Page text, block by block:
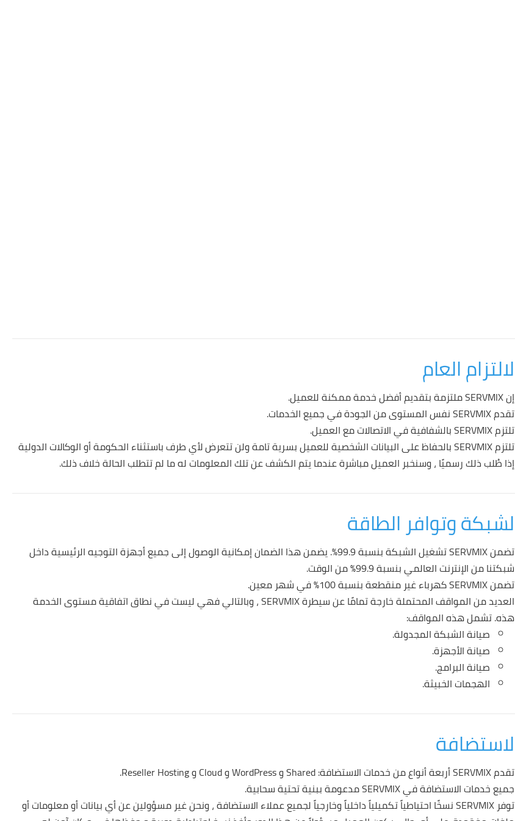
إن SERVMIX ملتزمة بتقديم أفضل خدمة ممكنة للعميل.
تقدم SERVMIX نفس المستوى من الجودة في جميع الخدمات.
تلتزم SERVMIX بالشفافية في الاتصالات مع العميل.
تلتزم SERVMIX بالحفاظ على البيانات الشخصية للعميل بسرية تامة ولن تتعرض لأي طرف باستثناء الحكومة أو الوكالات الدولية
إذا طُلب ذلك رسميًا ، وسنخبر العميل مباشرة عندما يتم الكشف عن تلك المعلومات له ما لم تتطلب الحالة خلاف ذلك.
تضمن SERVMIX تشغيل الشبكة بنسبة 99.9٪. يضمن هذا الضمان إمكانية الوصول إلى جميع أجهزة التوجيه الرئيسية داخل
شبكتنا من الإنترنت العالمي بنسبة 99.9٪ من الوقت.
تضمن SERVMIX كهرباء غير منقطعة بنسبة 100٪ في شهر معين.
العديد من المواقف المحتملة خارجة تمامًا عن سيطرة SERVMIX ، وبالتالي فهي ليست في نطاق اتفاقية مستوى الخدمة
هذه. تشمل هذه المواقف:
صيانة الشبكة المجدولة.
صيانة الأجهزة.
صيانة البرامج.
الهجمات الخبيثة.
تقدم SERVMIX أربعة أنواع من خدمات الاستضافة: Shared و WordPress و Cloud و Reseller Hosting.
جميع خدمات الاستضافة في SERVMIX مدعومة ببنية تحتية سحابية.
توفر SERVMIX نسخًا احتياطياً تكميلياً داخلياً وخارجياً لجميع عملاء الاستضافة ، ونحن غير مسؤولين عن أي بيانات أو معلومات أو